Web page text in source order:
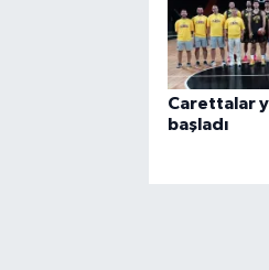
Carettalar
başladı